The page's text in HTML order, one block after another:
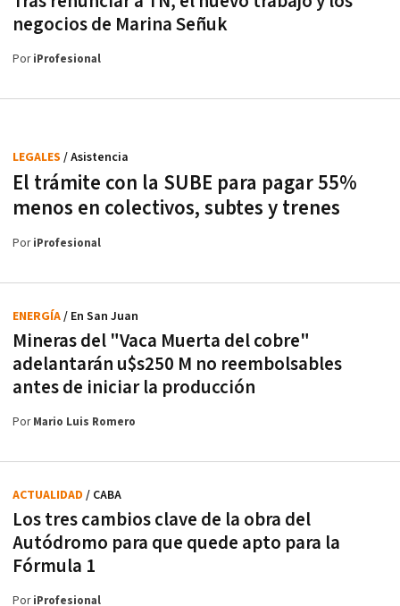
negocios de Marina Señuk
PoriProfesional
El trámite con la SUBE para pagar 55%
menos en colectivos, subtes y trenes
LEGALES / Asistencia
PoriProfesional
Mineras del "Vaca Muerta del cobre"
adelantarán u$s250 M no reembolsables
antes de iniciar la producción
ENERGÍA/ En San Juan
PorMario Luis Romero
Los tres cambios clave de la obra del
Autódromo para que quede apto para la
Fórmula 1
ACTUALIDAD / CABA
PoriProfesional